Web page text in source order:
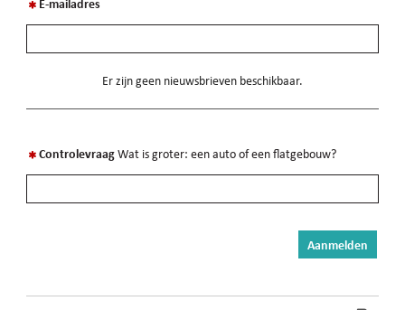
Er zijn geen nieuwsbrieven beschikbaar.
ControlevraagWat is groter: een auto of een flatgebouw?